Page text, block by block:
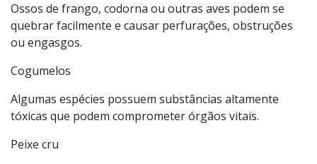
Ossos de frango, codorna ou outras aves podem se
quebrar facilmente e causar perfurações, obstruções
ou engasgos.
Cogumelos
Algumas espécies possuem substâncias altamente
tóxicas que podem comprometer órgãos vitais.
Peixe cru